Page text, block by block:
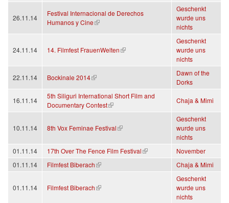
26.11.14
Festival Internacional de Derechos
Humanos y Cine
(link is external)
Geschenkt
wurde uns
nichts
24.11.14 14. Filmfest FrauenWelten
(link is external)
Geschenkt
wurde uns
nichts
22.11.14 Bockinale 2014
(link is external)
Dawn of the
Dorks
16.11.14
5th Siliguri International Short Film and
Documentary Contest
(link is external)
Chaja & Mimi
10.11.14 8th Vox Feminae Festival
(link is external)
Geschenkt
wurde uns
nichts
01.11.14
17th Over The Fence Film Festival
(link is external)
November
01.11.14
Filmfest Biberach
(link is external) Chaja & Mimi
01.11.14 Filmfest Biberach
(link is external)
Geschenkt
wurde uns
nichts